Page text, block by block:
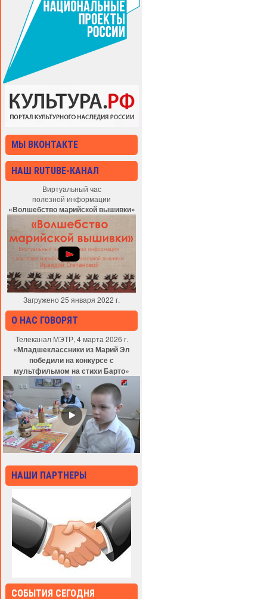
МЫ ВКОНТАКТЕ
НАШ RUTUBE-КАНАЛ
Виртуальный час
полезной информации
«Волшебство марийской вышивки»
Загружено 25 января 2022 г.
О НАС ГОВОРЯТ
Телеканал МЭТР, 4 марта 2026 г.
«Младшеклассники из Марий Эл
победили на конкурсе с
мультфильмом на стихи Барто»
НАШИ ПАРТНЕРЫ
СОБЫТИЯ СЕГОДНЯ